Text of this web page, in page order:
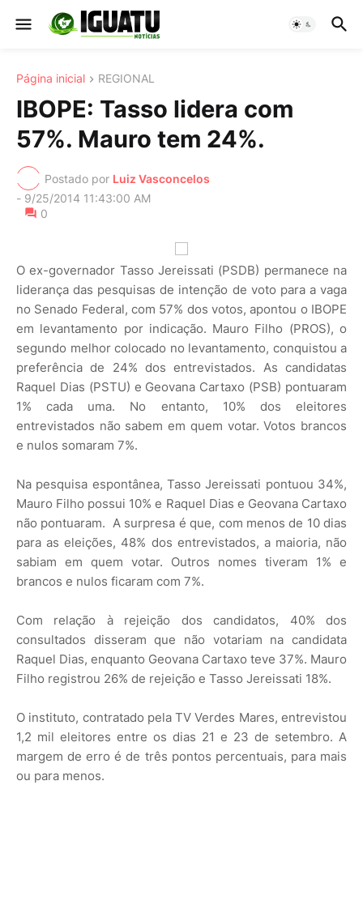
Página inicial REGIONAL
IBOPE: Tasso lidera com
57%. Mauro tem 24%.
Postado por Luiz Vasconcelos
- 9/25/2014 11:43:00 AM
0
O ex-governador Tasso Jereissati (PSDB) permanece na
liderança das pesquisas de intenção de voto para a vaga
no Senado Federal, com 57% dos votos, apontou o IBOPE
em levantamento por indicação. Mauro Filho (PROS), o
segundo melhor colocado no levantamento, conquistou a
preferência de 24% dos entrevistados. As candidatas
Raquel Dias (PSTU) e Geovana Cartaxo (PSB) pontuaram
1% cada uma. No entanto, 10% dos eleitores
entrevistados não sabem em quem votar. Votos brancos
e nulos somaram 7%.
Na pesquisa espontânea, Tasso Jereissati pontuou 34%,
Mauro Filho possui 10% e Raquel Dias e Geovana Cartaxo
não pontuaram. A surpresa é que, com menos de 10 dias
para as eleições, 48% dos entrevistados, a maioria, não
sabiam em quem votar. Outros nomes tiveram 1% e
brancos e nulos ficaram com 7%.
Com relação à rejeição dos candidatos, 40% dos
consultados disseram que não votariam na candidata
Raquel Dias, enquanto Geovana Cartaxo teve 37%. Mauro
Filho registrou 26% de rejeição e Tasso Jereissati 18%.
O instituto, contratado pela TV Verdes Mares, entrevistou
1,2 mil eleitores entre os dias 21 e 23 de setembro. A
margem de erro é de três pontos percentuais, para mais
ou para menos.